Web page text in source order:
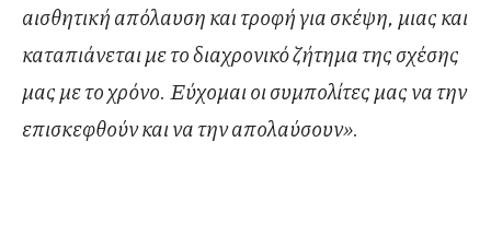
αισθητική απόλαυση και τροφή για σκέψη, μιας και
καταπιάνεται με το διαχρονικό ζήτημα της σχέσης
μας με το χρόνο. Εύχομαι οι συμπολίτες μας να την
επισκεφθούν και να την απολαύσουν».